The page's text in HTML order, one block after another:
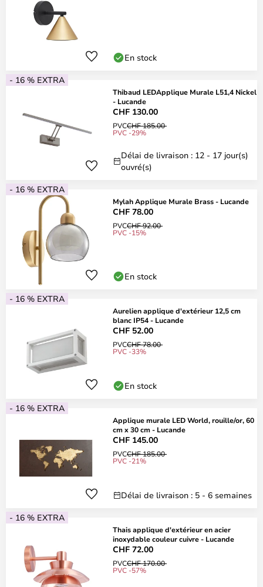
En stock
- 16 % EXTRA
Thibaud LEDApplique Murale L51,4 Nickel
- Lucande
CHF 130.00
PVCCHF 185.00
PVC -29%
Délai de livraison : 12 - 17 jour(s)
ouvré(s)
- 16 % EXTRA
Mylah Applique Murale Brass - Lucande
CHF 78.00
PVCCHF 92.00
PVC -15%
En stock
- 16 % EXTRA
Aurelien applique d'extérieur 12,5 cm
blanc IP54 - Lucande
CHF 52.00
PVCCHF 78.00
PVC -33%
En stock
- 16 % EXTRA
Applique murale LED World, rouille/or, 60
cm x 30 cm - Lucande
CHF 145.00
PVCCHF 185.00
PVC -21%
Délai de livraison : 5 - 6 semaines
- 16 % EXTRA
Thais applique d'extérieur en acier
inoxydable couleur cuivre - Lucande
CHF 72.00
PVCCHF 170.00
PVC -57%